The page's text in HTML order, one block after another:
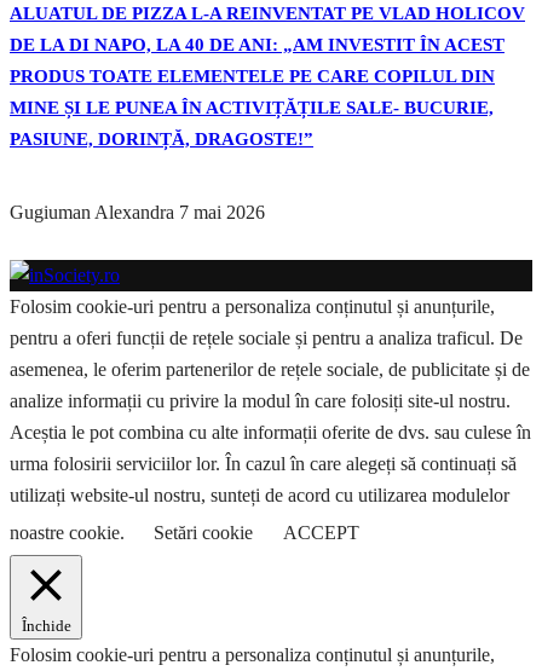
ALUATUL DE PIZZA L-A REINVENTAT PE VLAD HOLICOV
DE LA DI NAPO, LA 40 DE ANI: „AM INVESTIT ÎN ACEST
PRODUS TOATE ELEMENTELE PE CARE COPILUL DIN
MINE ȘI LE PUNEA ÎN ACTIVIȚĂȚILE SALE- BUCURIE,
PASIUNE, DORINȚĂ, DRAGOSTE!”
Gugiuman Alexandra 7 mai 2026
Folosim cookie-uri pentru a personaliza conținutul și anunțurile,
pentru a oferi funcții de rețele sociale și pentru a analiza traficul. De
asemenea, le oferim partenerilor de rețele sociale, de publicitate și de
analize informații cu privire la modul în care folosiți site-ul nostru.
Aceștia le pot combina cu alte informații oferite de dvs. sau culese în
urma folosirii serviciilor lor. În cazul în care alegeți să continuați să
utilizați website-ul nostru, sunteți de acord cu utilizarea modulelor
noastre cookie.
Setări cookie ACCEPT
Închide
Folosim cookie-uri pentru a personaliza conținutul și anunțurile,